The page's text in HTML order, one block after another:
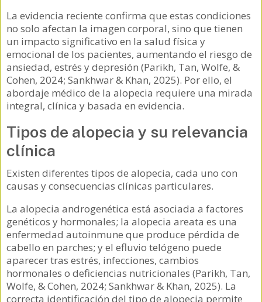
La evidencia reciente confirma que estas condiciones
no solo afectan la imagen corporal, sino que tienen
un impacto significativo en la salud física y
emocional de los pacientes, aumentando el riesgo de
ansiedad, estrés y depresión (Parikh, Tan, Wolfe, &
Cohen, 2024; Sankhwar & Khan, 2025). Por ello, el
abordaje médico de la alopecia requiere una mirada
integral, clínica y basada en evidencia.
Tipos de alopecia y su relevancia
clínica
Existen diferentes tipos de alopecia, cada uno con
causas y consecuencias clínicas particulares.
La alopecia androgenética está asociada a factores
genéticos y hormonales; la alopecia areata es una
enfermedad autoinmune que produce pérdida de
cabello en parches; y el efluvio telógeno puede
aparecer tras estrés, infecciones, cambios
hormonales o deficiencias nutricionales (Parikh, Tan,
Wolfe, & Cohen, 2024; Sankhwar & Khan, 2025). La
correcta identificación del tipo de alopecia permite